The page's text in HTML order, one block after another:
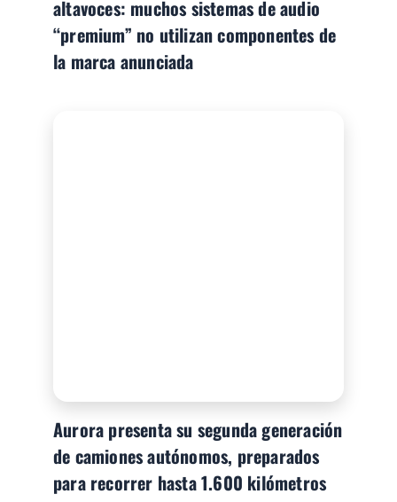
altavoces: muchos sistemas de audio
“premium” no utilizan componentes de
la marca anunciada
Aurora presenta su segunda generación
de camiones autónomos, preparados
para recorrer hasta 1.600 kilómetros